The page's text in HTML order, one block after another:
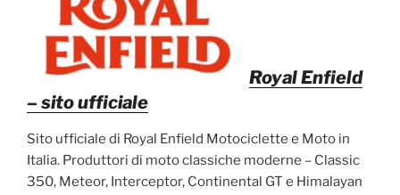
Royal Enfield
– sito ufficiale
Sito ufficiale di Royal Enfield Motociclette e Moto in
Italia. Produttori di moto classiche moderne – Classic
350, Meteor, Interceptor, Continental GT e Himalayan